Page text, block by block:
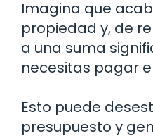
Imagina que
propiedad y, de
a una suma
necesitas pagar
Esto puede
presupuesto y